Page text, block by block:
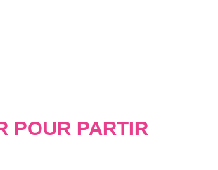
POUR PARTIR